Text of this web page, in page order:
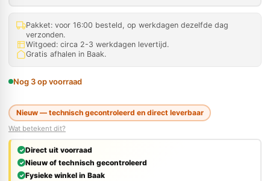
Pakket: voor 16:00 besteld, op werkdagen dezelfde dag
verzonden.
Witgoed: circa 2-3 werkdagen levertijd.
Gratis afhalen in Baak.
Nog 3 op voorraad
Nieuw — technisch gecontroleerd en direct leverbaar
Wat betekent dit?
Direct uit voorraad
Nieuw of technisch gecontroleerd
Fysieke winkel in Baak